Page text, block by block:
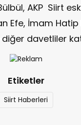
AKP Siirt
Efe, İmam Hatip
davetliler
Etiketler
Siirt Haberleri